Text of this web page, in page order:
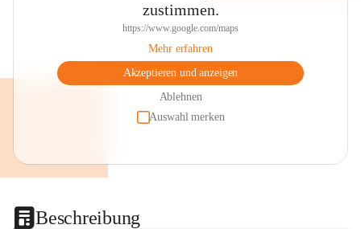
zustimmen.
https://www.google.com/maps
Mehr erfahren
Akzeptieren und anzeigen
Ablehnen
Auswahl merken
Beschreibung